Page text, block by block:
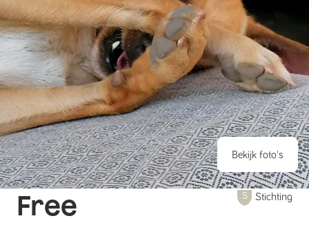
Bekijk foto's
Free Stichting